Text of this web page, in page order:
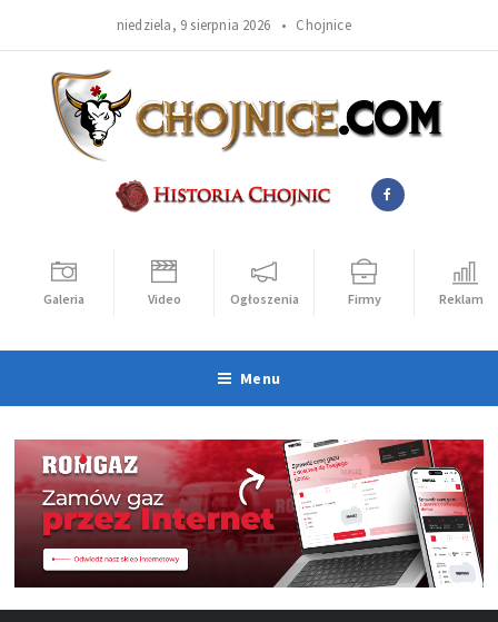
niedziela, 9 sierpnia 2026 • Chojnice
Galeria Video Ogłoszenia Firmy Reklama
Menu